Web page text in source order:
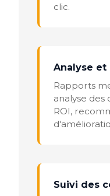
clic.
Analyse et
Rapports
analyse des
ROI,
Suivi des